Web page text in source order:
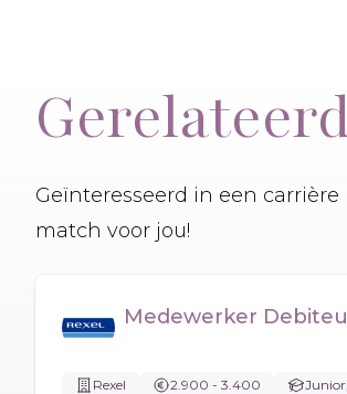
Geïnteresseerd in een
match voor jou!
Medewerker
Rexel 2.900 - 3.400